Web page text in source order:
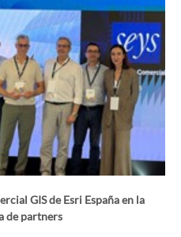
GIS de Esri España en la
de partners